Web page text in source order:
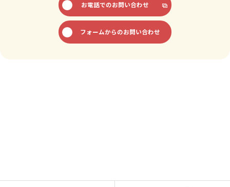
お電話でのお問い合わせ
フォームからのお問い合わせ